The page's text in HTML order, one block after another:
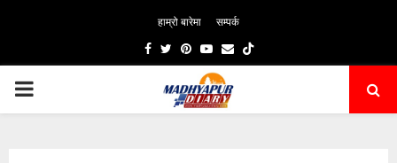
हाम्रो बारेमा सम्पर्क
Facebook
TwitterPinterestYoutube
Email
PRIMARY